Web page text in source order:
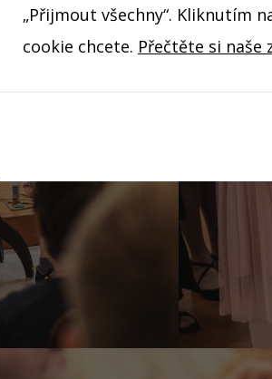
„Přijmout všechny“. Kliknutím
cookie chcete. Přečtěte si naše